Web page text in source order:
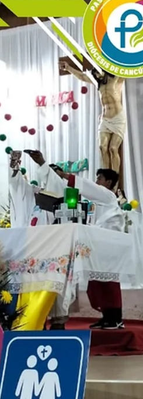
25 sept 2025
¿Ya estás list@?
Campamento Juvenil
Se acerca el gran día
aprender y divertirnos,